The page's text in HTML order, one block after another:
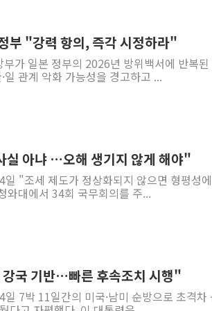
부 "강력 항의, 즉각 시정하라"
가 일본 정부의 2026년 방위백서에 반복된
관계 악화 가능성을 경고하고 ...
실 아냐 …오해 생기지 않게 해야"
"조세 제도가 정상화되지 않으면 형평성
와대에서 34회 국무회의를 주...
강국 기반…빠른 후속조치 시행"
7박 11일간의 미국·남미 순방으로 초격차